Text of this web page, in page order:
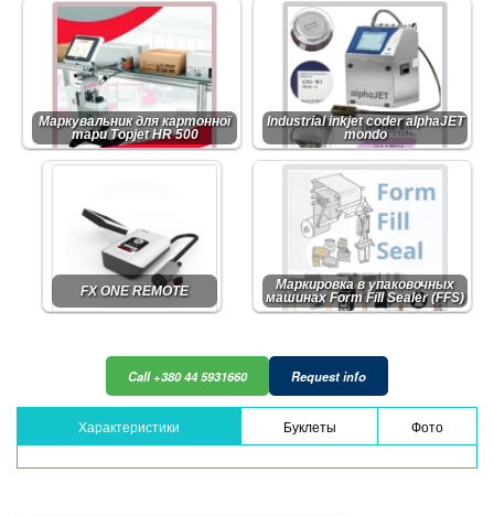
Маркувальник для картонної
тари Topjet HR 500
Industrial inkjet coder alphaJET
mondo
FX ONE REMOTE
Маркировка в упаковочных
машинах Form Fill Sealer (FFS)
Call +380 44 5931660 Request info
Характеристики Буклеты Фото